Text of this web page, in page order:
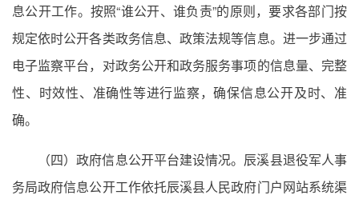
息公开工作。按照“谁公开、谁负责”的原则，要求各部门按
规定依时公开各类政务信息、政策法规等信息。进一步通过
电子监察平台，对政务公开和政务服务事项的信息量、完整
性、时效性、准确性等进行监察，确保信息公开及时、准
确。
（四）政府信息公开平台建设情况。辰溪县退役军人事
务局政府信息公开工作依托辰溪县人民政府门户网站系统渠